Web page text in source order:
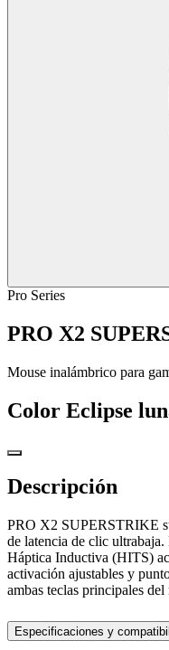
Pro Series
PRO X2
Mouse inalámbrico para
Color Eclipse
Descripción
PRO X2 SUPERSTRIKE
de latencia de clic
Háptica Inductiva (HITS)
activación ajustables y
ambas teclas principales del
Especificaciones y